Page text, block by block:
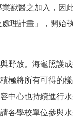
獸醫之加入，因
理計畫」，開始
放。海龜照護成
極將所有可得的
中心也持續進行
各學校單位參與